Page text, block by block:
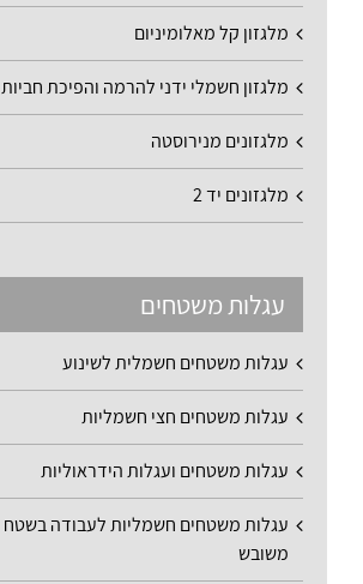
מלגזון קל מאלומיניום
מלגזון חשמלי ידני להרמה והפיכת חביות
מלגזונים מנירוסטה
מלגזונים יד 2
עגלות משטחים
עגלות משטחים חשמלית לשינוע
עגלות משטחים חצי חשמליות
עגלות משטחים ועגלות הידראוליות
עגלות משטחים חשמליות לעבודה בשטח
משובש